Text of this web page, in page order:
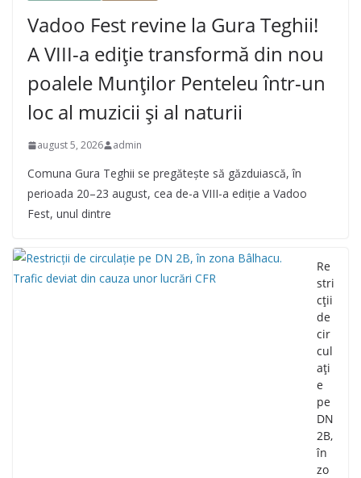
Vadoo Fest revine la Gura Teghii!
A VIII-a ediție transformă din nou
poalele Munților Penteleu într-un
loc al muzicii și al naturii
august 5, 2026 admin
Comuna Gura Teghii se pregătește să găzduiască, în
perioada 20–23 august, cea de-a VIII-a ediție a Vadoo
Fest, unul dintre
Re
stri
cții
de
cir
cul
ați
e
pe
DN
2B,
în
zo